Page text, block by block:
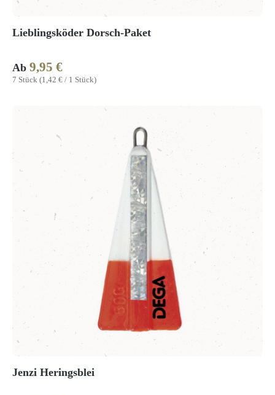
Lieblingsköder Dorsch-Paket
7 Stück (1,42 € / 1 Stück)
Regulärer Preis:
Ab 9,95 €
Jenzi Heringsblei